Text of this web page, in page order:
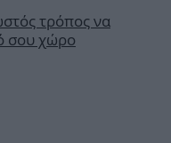
τρόπος να
σου χώρο